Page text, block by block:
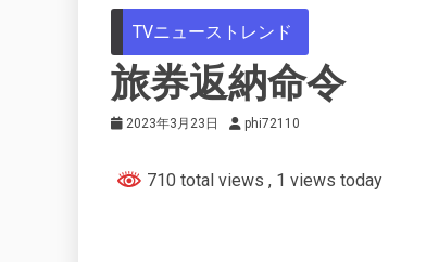
TVニューストレンド
旅券返納命令
2023年3月23日 phi72110
710 total views , 1 views today